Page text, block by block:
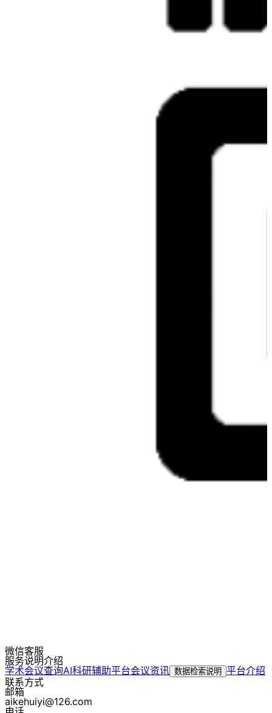
微信客服
服务说明介绍
学术会议查询AI科研辅助平台会议资讯 数据检索说明 平台介绍
联系方式
邮箱
aikehuiyi@126.com